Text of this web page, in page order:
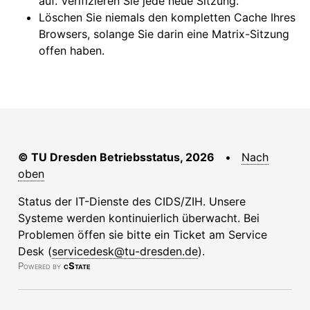
Löschen Sie niemals den kompletten Cache Ihres
Browsers, solange Sie darin eine Matrix-Sitzung
offen haben.
© TU Dresden Betriebsstatus, 2026 • Nach
oben
Status der IT-Dienste des CIDS/ZIH. Unsere
Systeme werden kontinuierlich überwacht. Bei
Problemen öffen sie bitte ein Ticket am Service
Desk (servicedesk@tu-dresden.de).
Powered by cState